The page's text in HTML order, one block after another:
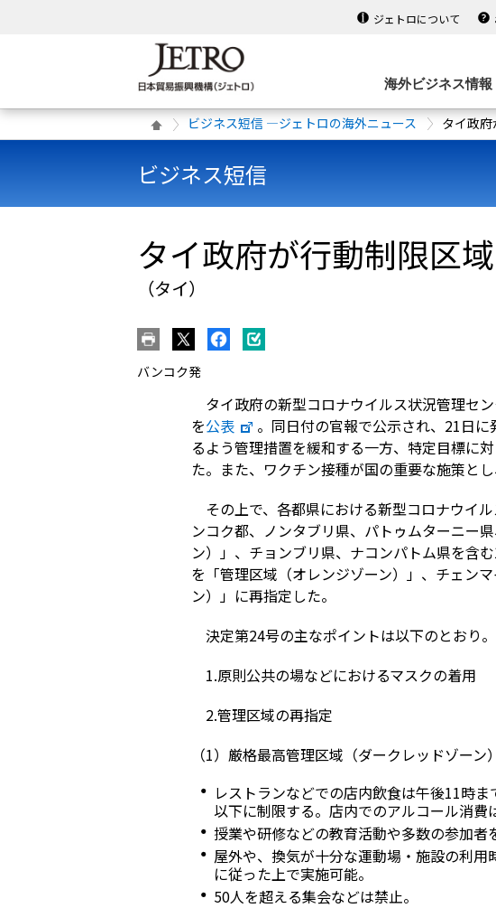
ジェトロについて
海外ビジネス情報
ビジネス短信 ―ジェトロの海外ニュース タイ政
ビジネス短信
タイ政府が行動制限区
（タイ）
バンコク発
タイ政府の新型コロナウイルス状況管理セ
を公表
。同日付の官報で公示され、21日
るよう管理措置を緩和する一方、特定目標に
た。また、ワクチン接種が国の重要な施策と
その上で、各都県における新型コロナウイ
ンコク都、ノンタブリ県、パトゥムターニー
ン）」、チョンブリ県、ナコンパトム県を含
を「管理区域（オレンジゾーン）」、チェン
ン）」に再指定した。
決定第24号の主なポイントは以下のとおり。
1.原則公共の場などにおけるマスクの着用
2.管理区域の再指定
（1）厳格最高管理区域（ダークレッドゾー
レストランなどでの店内飲食は午後11時
以下に制限する。店内でのアルコール消費
授業や研修などの教育活動や多数の参加者
屋外や、換気が十分な運動場・施設の利
に従った上で実施可能。
50人を超える集会などは禁止。